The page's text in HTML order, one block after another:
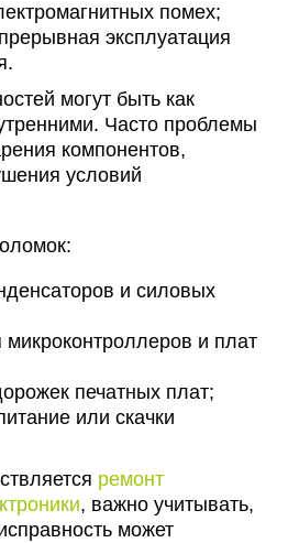
помех;
эксплуатация
могут быть как
Часто проблемы
компонентов,
условий
и силовых
микроконтроллеров и плат
печатных плат;
или скачки
ремонт
, важно учитывать,
может